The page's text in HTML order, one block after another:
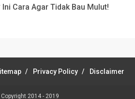
Ini Cara Agar Tidak Bau Mulut!
Privacy Policy Disclaimer
2014 - 2019